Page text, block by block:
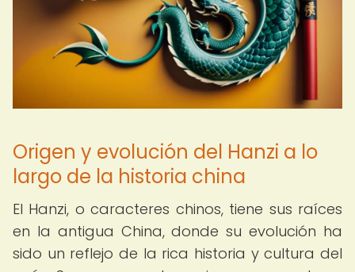
Origen y evolución del Hanzi a lo
largo de la historia china
El Hanzi, o caracteres chinos, tiene sus raíces
en la antigua China, donde su evolución ha
sido un reflejo de la rica historia y cultura del